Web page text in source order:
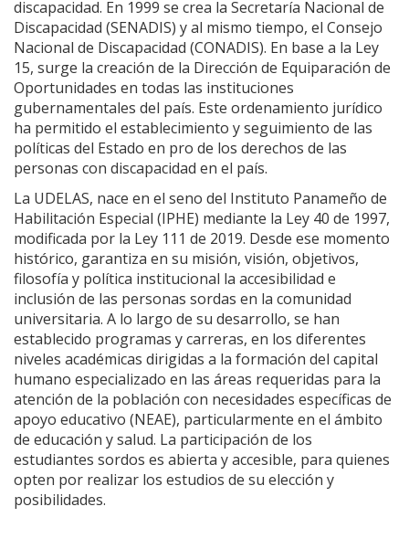
discapacidad. En 1999 se crea la Secretaría Nacional de
Discapacidad (SENADIS) y al mismo tiempo, el Consejo
Nacional de Discapacidad (CONADIS). En base a la Ley
15, surge la creación de la Dirección de Equiparación de
Oportunidades en todas las instituciones
gubernamentales del país. Este ordenamiento jurídico
ha permitido el establecimiento y seguimiento de las
políticas del Estado en pro de los derechos de las
personas con discapacidad en el país.
La UDELAS, nace en el seno del Instituto Panameño de
Habilitación Especial (IPHE) mediante la Ley 40 de 1997,
modificada por la Ley 111 de 2019. Desde ese momento
histórico, garantiza en su misión, visión, objetivos,
filosofía y política institucional la accesibilidad e
inclusión de las personas sordas en la comunidad
universitaria. A lo largo de su desarrollo, se han
establecido programas y carreras, en los diferentes
niveles académicas dirigidas a la formación del capital
humano especializado en las áreas requeridas para la
atención de la población con necesidades específicas de
apoyo educativo (NEAE), particularmente en el ámbito
de educación y salud. La participación de los
estudiantes sordos es abierta y accesible, para quienes
opten por realizar los estudios de su elección y
posibilidades.